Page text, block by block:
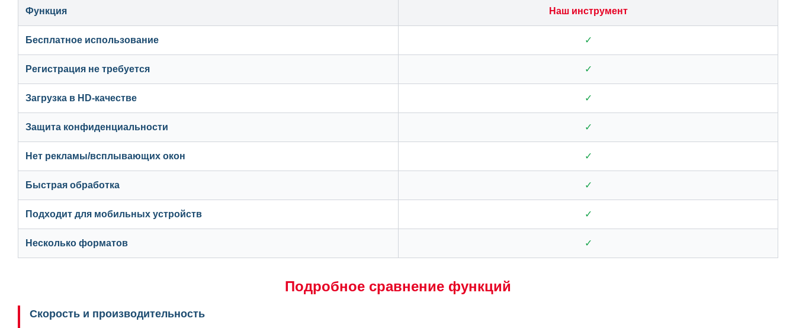
Функция Наш инструмент
Бесплатное использование ✓
Регистрация не требуется ✓
Загрузка в HD-качестве ✓
Защита конфиденциальности ✓
Нет рекламы/всплывающих окон ✓
Быстрая обработка ✓
Подходит для мобильных устройств ✓
Несколько форматов ✓
Подробное сравнение функций
Скорость и производительность